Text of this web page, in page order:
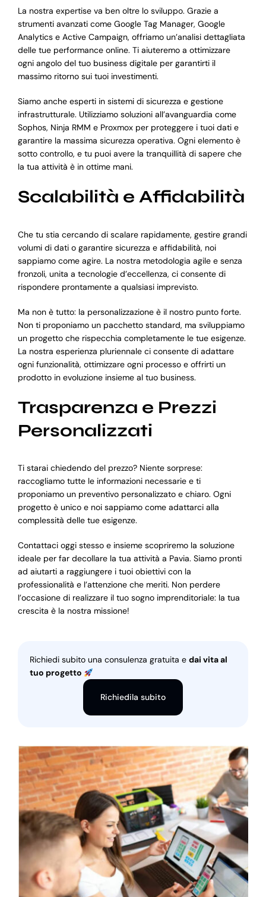
La nostra expertise va ben oltre lo sviluppo. Grazie a
strumenti avanzati come Google Tag Manager, Google
Analytics e Active Campaign, offriamo un’analisi dettagliata
delle tue performance online. Ti aiuteremo a ottimizzare
ogni angolo del tuo business digitale per garantirti il
massimo ritorno sui tuoi investimenti.
Siamo anche esperti in sistemi di sicurezza e gestione
infrastrutturale. Utilizziamo soluzioni all’avanguardia come
Sophos, Ninja RMM e Proxmox per proteggere i tuoi dati e
garantire la massima sicurezza operativa. Ogni elemento è
sotto controllo, e tu puoi avere la tranquillità di sapere che
la tua attività è in ottime mani.
Scalabilità e Affidabilità
Che tu stia cercando di scalare rapidamente, gestire grandi
volumi di dati o garantire sicurezza e affidabilità, noi
sappiamo come agire. La nostra metodologia agile e senza
fronzoli, unita a tecnologie d’eccellenza, ci consente di
rispondere prontamente a qualsiasi imprevisto.
Ma non è tutto: la personalizzazione è il nostro punto forte.
Non ti proponiamo un pacchetto standard, ma sviluppiamo
un progetto che rispecchia completamente le tue esigenze.
La nostra esperienza pluriennale ci consente di adattare
ogni funzionalità, ottimizzare ogni processo e offrirti un
prodotto in evoluzione insieme al tuo business.
Trasparenza e Prezzi
Personalizzati
Ti starai chiedendo del prezzo? Niente sorprese:
raccogliamo tutte le informazioni necessarie e ti
proponiamo un preventivo personalizzato e chiaro. Ogni
progetto è unico e noi sappiamo come adattarci alla
complessità delle tue esigenze.
Contattaci oggi stesso e insieme scopriremo la soluzione
ideale per far decollare la tua attività a Pavia. Siamo pronti
ad aiutarti a raggiungere i tuoi obiettivi con la
professionalità e l’attenzione che meriti. Non perdere
l’occasione di realizzare il tuo sogno imprenditoriale: la tua
crescita è la nostra missione!
Richiedi subito una consulenza gratuita e dai vita al
tuo progetto
Richiedila subito